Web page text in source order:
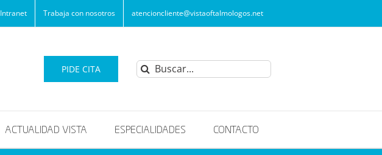
Intranet Trabaja con nosotros atencioncliente@vistaoftalmologos.net
PIDE CITA Buscar:
ACTUALIDAD VISTA ESPECIALIDADES CONTACTO